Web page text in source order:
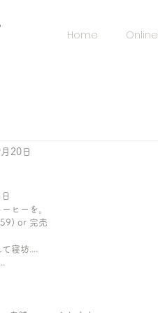
Home
20日
ヒーを。
or 完売
寝坊....